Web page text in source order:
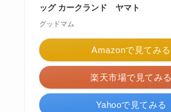
ッグ カークランド ヤマト
グッドマム
Amazonで見てみる
楽天市場で見てみる
Yahooで見てみる